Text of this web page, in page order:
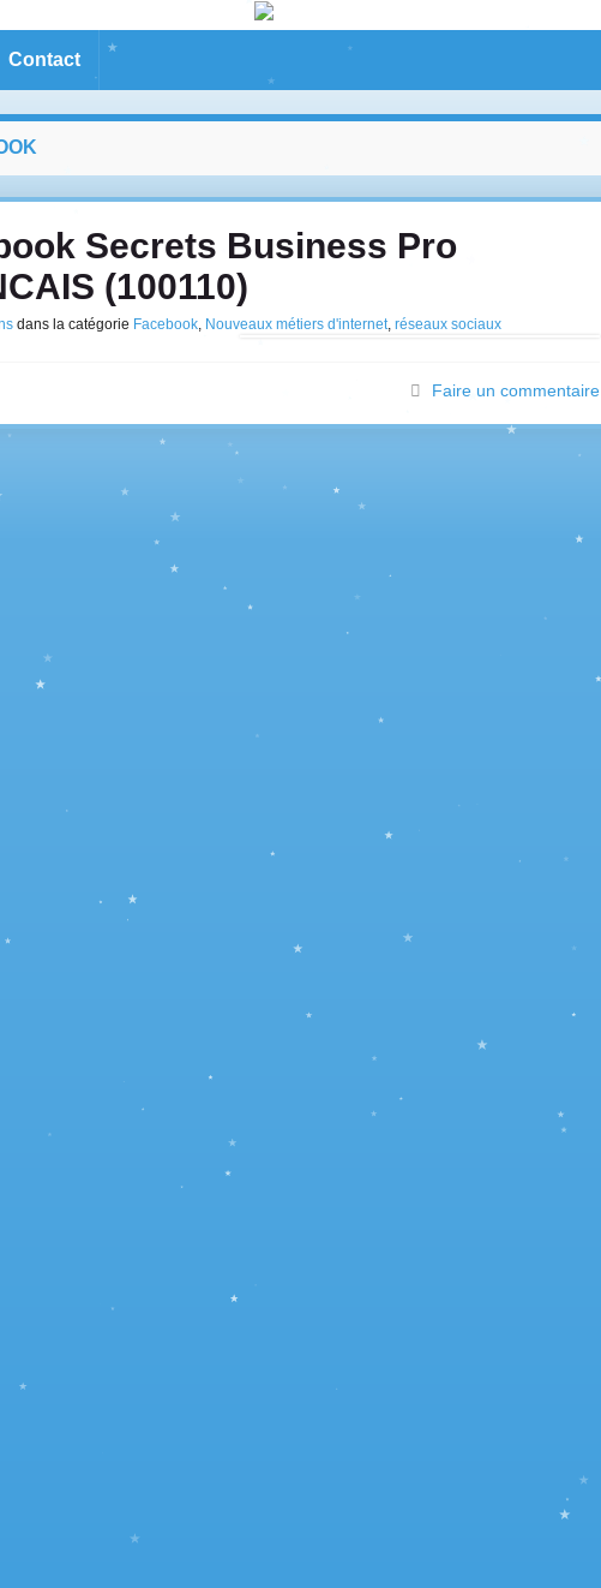
Contact
Secrets Business Pro
(100110)
dans la catégorie Facebook Nouveaux métiers d'internet réseaux sociaux
Faire un commentaire